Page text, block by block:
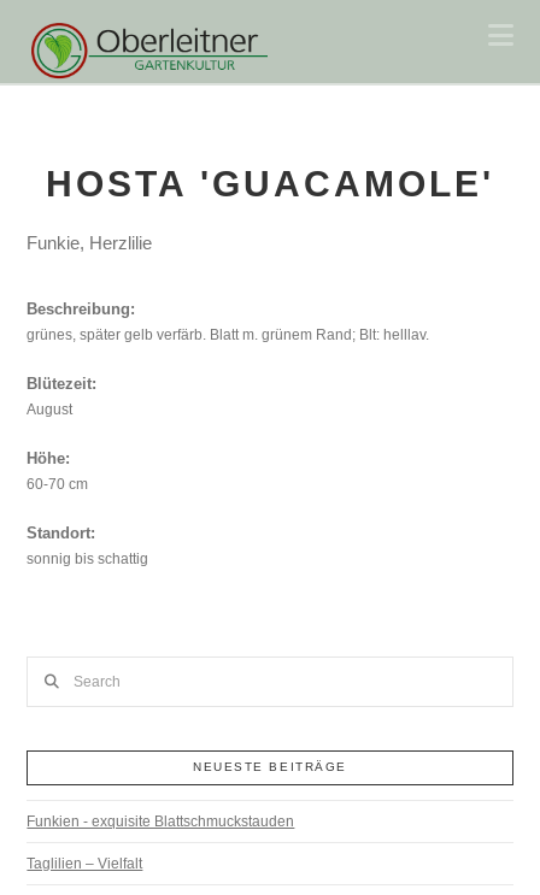
HOSTA 'GUACAMOLE'
Funkie, Herzlilie
Beschreibung:
grünes, später gelb verfärb. Blatt m. grünem Rand; Blt: helllav.
Blütezeit:
August
Höhe:
60-70 cm
Standort:
sonnig bis schattig
NEUESTE BEITRÄGE
Funkien - exquisite Blattschmuckstauden
Taglilien – Vielfalt